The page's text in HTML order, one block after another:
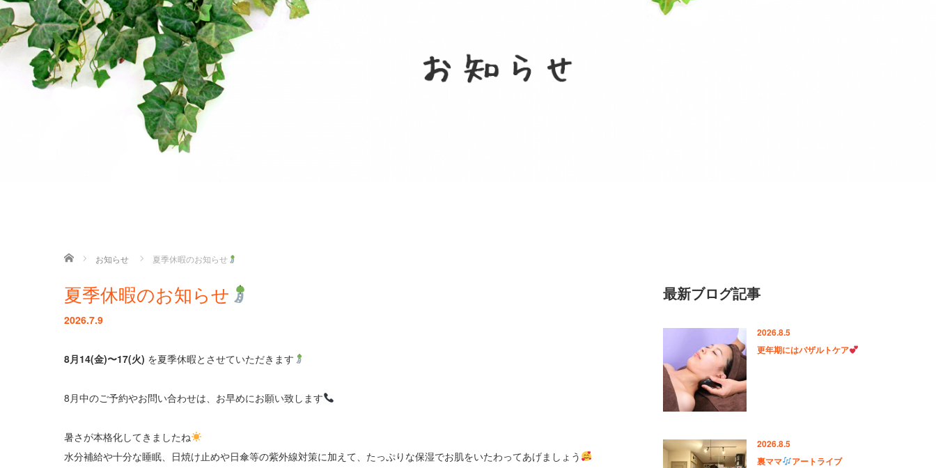
ホーム お知らせ 夏季休暇のお知らせ
夏季休暇のお知らせ
2026.7.9
8月14(金)〜17(火) を夏季休暇とさせていただきます
8月中のご予約やお問い合わせは、お早めにお願い致します
暑さが本格化してきましたね
水分補給や十分な睡眠、日焼け止めや日傘等の紫外線対策に加えて、たっぷりな保湿でお肌をいたわってあげましょう
最新ブログ記事
2026.8.5
更年期にはバザルトケア
2026.8.5
裏ママ
アートライブ